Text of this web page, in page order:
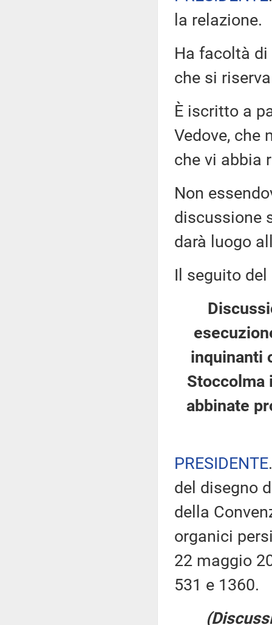
la relazione.
Ha facoltà di
che si
È iscritto a
Vedove, che
che vi abbia
Non
discussione
darà luogo
Il seguito
inquinanti
Stoccolma
abbinate
PRESIDENTE
del disegno
della
organici
22 maggio
531 e 1360.